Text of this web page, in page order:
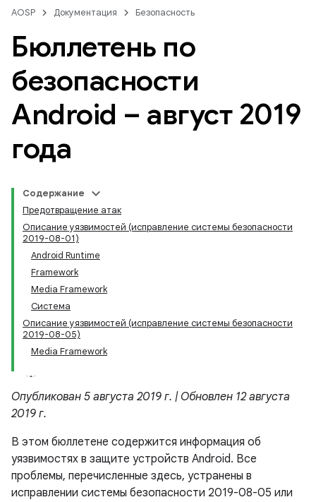
AOSP Документация Безопасность
Бюллетень по
безопасности
Android – август 2019
года
Содержание
Предотвращение атак
Описание уязвимостей (исправление системы безопасности
2019-08-01)
Android Runtime
Framework
Media Framework
Система
Описание уязвимостей (исправление системы безопасности
2019-08-05)
Media Framework
Опубликован 5 августа 2019 г. | Обновлен 12 августа
2019 г.
В этом бюллетене содержится информация об
уязвимостях в защите устройств Android. Все
проблемы, перечисленные здесь, устранены в
исправлении системы безопасности 2019-08-05 или